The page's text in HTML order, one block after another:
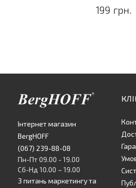
199 грн.
Інтернет магазин
BergHOFF
(067) 239-88-08
Пн-Пт 09.00 - 19.00
Сб-Нд 10.00 – 19.00
З питань маркетингу та